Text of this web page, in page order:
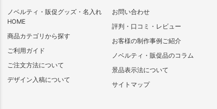
ノベルティ・販促グッズ・名入れ
HOME
商品カテゴリから探す
ご利用ガイド
ご注文方法について
デザイン入稿について
お問い合わせ
評判・口コミ・レビュー
お客様の制作事例ご紹介
ノベルティ・販促品のコラム
景品表示法について
サイトマップ